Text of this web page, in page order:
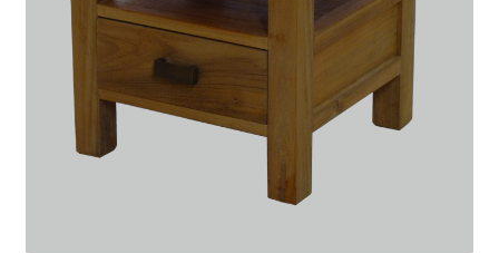
Heimtextilien
Impressum